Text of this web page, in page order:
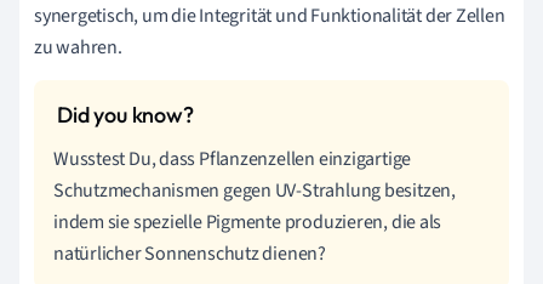
synergetisch, um die Integrität und Funktionalität der Zellen
zu wahren.
Wusstest Du, dass Pflanzenzellen einzigartige
Schutzmechanismen gegen UV-Strahlung besitzen,
indem sie spezielle Pigmente produzieren, die als
natürlicher Sonnenschutz dienen?